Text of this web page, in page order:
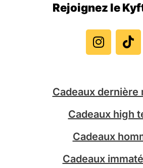
Rejoignez le
n
s
t
r
a
m
i
k
t
Cadeaux dernière
Cadeaux high
Cadeaux
Cadeaux